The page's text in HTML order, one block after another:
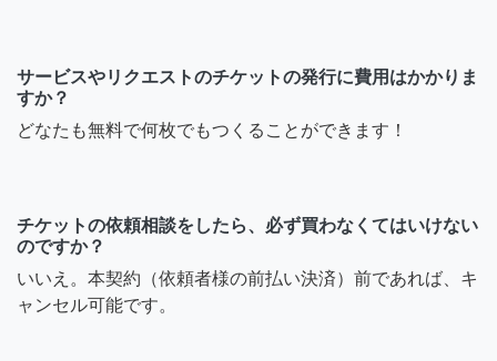
サービスやリクエストのチケットの発行に費用はかかりま
すか？
どなたも無料で何枚でもつくることができます！
チケットの依頼相談をしたら、必ず買わなくてはいけない
のですか？
いいえ。本契約（依頼者様の前払い決済）前であれば、キ
ャンセル可能です。